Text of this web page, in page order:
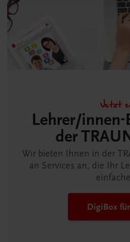
Jetzt
Lehrer/
der
Wir bieten Ihnen in der
an Services an, die Ihr
DigiBox